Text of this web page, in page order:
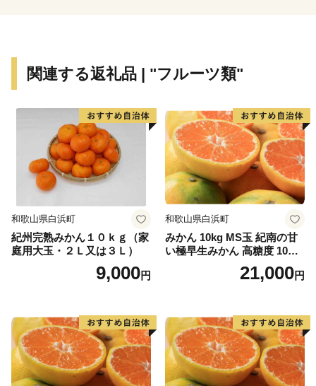
関連する返礼品 | "フルーツ類"
和歌山県白浜町
紀州完熟みかん１０ｋｇ（家
庭用大玉・２Ｌ又は３Ｌ）
9,000円
和歌山県白浜町
みかん 10kg MS玉 紀南の甘
い極早生みかん 高糖度 10月
以降発送 マルチ被覆栽培
21,000円